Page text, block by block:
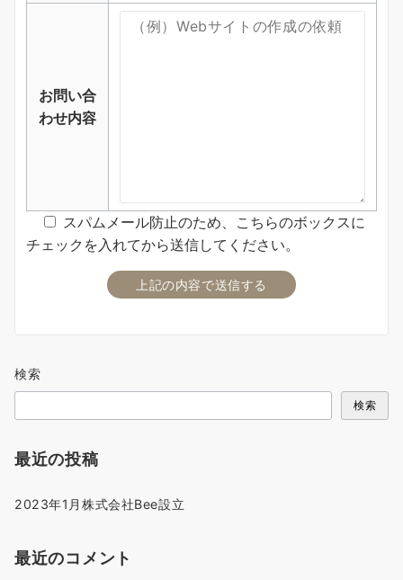
お問い合
わせ内容
スパムメール防止のため、こちらのボックスに
チェックを入れてから送信してください。
検索
検索
最近の投稿
2023年1月株式会社Bee設立
最近のコメント